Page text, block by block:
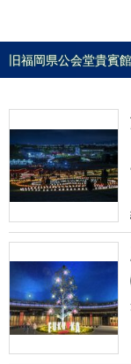
旧福岡県公会堂貴賓